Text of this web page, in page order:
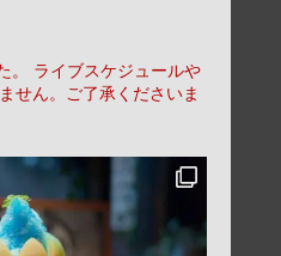
ライブスケジュールや
せん。ご了承くださいま